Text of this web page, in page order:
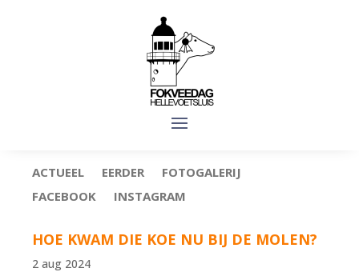
ACTUEEL EERDER
FOTOGALERIJ
FACEBOOK
INSTAGRAM
HOE KWAM DIE KOE NU BIJ DE MOLEN?
2 aug 2024